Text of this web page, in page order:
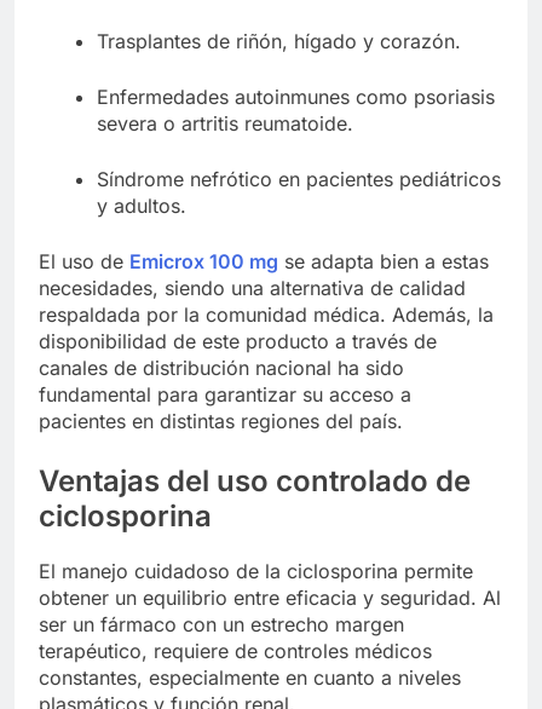
Trasplantes de riñón, hígado y corazón.
Enfermedades autoinmunes como psoriasis
severa o artritis reumatoide.
Síndrome nefrótico en pacientes pediátricos
y adultos.
El uso de Emicrox 100 mg se adapta bien a estas
necesidades, siendo una alternativa de calidad
respaldada por la comunidad médica. Además, la
disponibilidad de este producto a través de
canales de distribución nacional ha sido
fundamental para garantizar su acceso a
pacientes en distintas regiones del país.
Ventajas del uso controlado de
ciclosporina
El manejo cuidadoso de la ciclosporina permite
obtener un equilibrio entre eficacia y seguridad. Al
ser un fármaco con un estrecho margen
terapéutico, requiere de controles médicos
constantes, especialmente en cuanto a niveles